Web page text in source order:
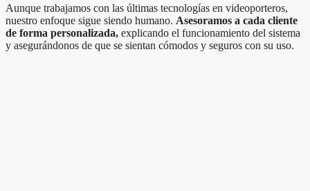
Aunque trabajamos con las últimas tecnologías en videoporteros,
nuestro enfoque sigue siendo humano. Asesoramos a cada cliente
de forma personalizada, explicando el funcionamiento del sistema
y asegurándonos de que se sientan cómodos y seguros con su uso.